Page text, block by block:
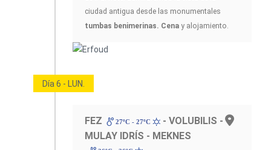
ciudad antigua desde las monumentales
tumbas benimerinas. Cena y alojamiento.
Día 6 - LUN.
FEZ 27ºC - 27ºC
- VOLUBILIS -
MULAY IDRÍS - MEKNES